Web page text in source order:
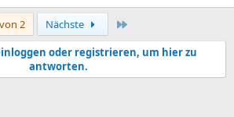
2 Nächste
oder registrieren, um hier zu
antworten.